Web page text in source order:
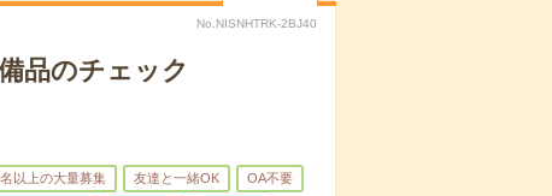
No.NISNHTRK-2BJ40
品のチェック
以上の大量募集 友達と一緒OK OA不要